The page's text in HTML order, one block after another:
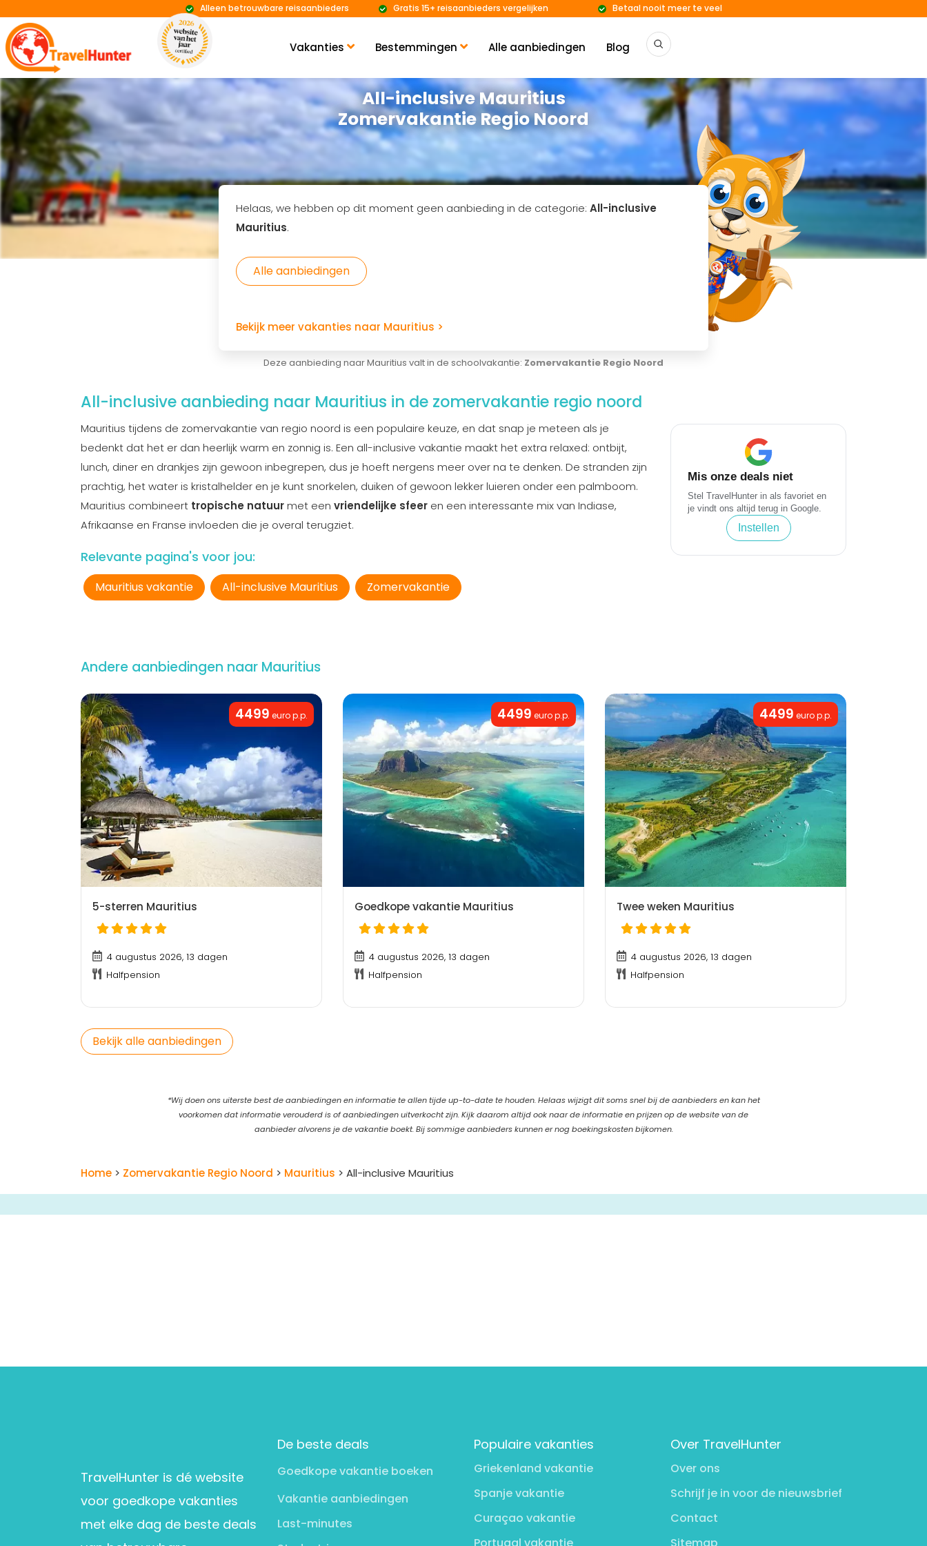
Vakanties Bestemmingen Alle aanbiedingen Blog
Alleen betrouwbare reisaanbieders Gratis 15+ reisaanbieders vergelijken Betaal nooit meer te veel
All-inclusive Mauritius
Zomervakantie Regio Noord
Helaas, we hebben op dit moment geen aanbieding in de categorie: All-inclusive
Mauritius.
Alle aanbiedingen
Bekijk meer vakanties naar Mauritius >
Deze aanbieding naar Mauritius valt in de schoolvakantie: Zomervakantie Regio Noord
All-inclusive aanbieding naar Mauritius in de zomervakantie regio noord
Mauritius tijdens de zomervakantie van regio noord is een populaire keuze, en dat snap je meteen als je
bedenkt dat het er dan heerlijk warm en zonnig is. Een all-inclusive vakantie maakt het extra relaxed: ontbijt,
lunch, diner en drankjes zijn gewoon inbegrepen, dus je hoeft nergens meer over na te denken. De stranden zijn
prachtig, het water is kristalhelder en je kunt snorkelen, duiken of gewoon lekker luieren onder een palmboom.
Mauritius combineert tropische natuurmet een vriendelijke sfeer en een interessante mix van Indiase,
Afrikaanse en Franse invloeden die je overal terugziet.
Relevante pagina's voor jou:
Mauritius vakantie All-inclusive Mauritius Zomervakantie
Mis onze deals niet
Stel TravelHunter in als favoriet en
je vindt ons altijd terug in Google.
Instellen
Andere aanbiedingen naar Mauritius
4499 euro p.p.
5-sterren Mauritius
4 augustus 2026, 13 dagen
Halfpension
4499 euro p.p.
Goedkope vakantie Mauritius
4 augustus 2026, 13 dagen
Halfpension
4499 euro p.p.
Twee weken Mauritius
4 augustus 2026, 13 dagen
Halfpension
Bekijk alle aanbiedingen
*Wij doen ons uiterste best de aanbiedingen en informatie te allen tijde up-to-date te houden. Helaas wijzigt dit soms snel bij de aanbieders en kan het
voorkomen dat informatie verouderd is of aanbiedingen uitverkocht zijn. Kijk daarom altijd ook naar de informatie en prijzen op de website van de
aanbieder alvorens je de vakantie boekt. Bij sommige aanbieders kunnen er nog boekingskosten bijkomen.
Home > Zomervakantie Regio Noord > Mauritius > All-inclusive Mauritius
TravelHunter is dé website
voor goedkope vakanties
met elke dag de beste deals
De beste deals
Goedkope vakantie boeken
Vakantie aanbiedingen
Last-minutes
Populaire vakanties
Griekenland vakantie
Spanje vakantie
Curaçao vakantie
Over TravelHunter
Over ons
Schrijf je in voor de nieuwsbrief
Contact